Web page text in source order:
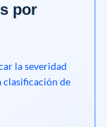
por
la severidad
clasificación de